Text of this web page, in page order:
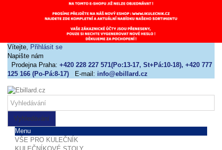
Vítejte, Přihlásit se
Napište nám
Prodejna Praha: +420 228 227 571(Po:13-17, St+Pá:10-18), +420 777
125 166 (Po-Pá:8-17)
E-mail: info@ebillard.cz
Vyhledávání
Menu
VŠE PRO KULEČNÍK